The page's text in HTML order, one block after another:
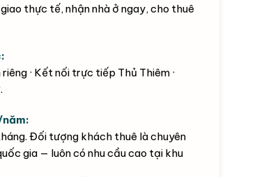
thực tế, nhận nhà ở ngay, cho thuê
· Kết nối trực tiếp Thủ Thiêm ·
Đối tượng khách thuê là chuyên
gia — luôn có nhu cầu cao tại khu